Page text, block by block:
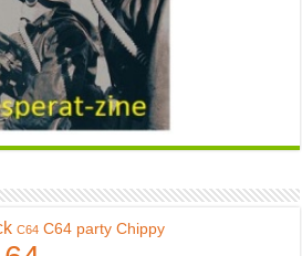
C64 C64 party Chippy